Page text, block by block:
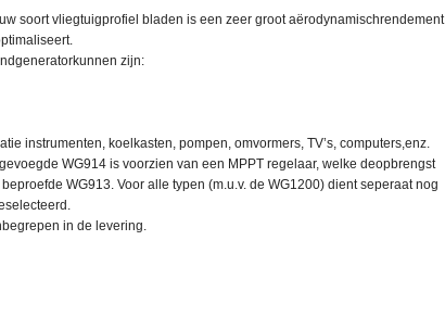
soort vliegtuigprofiel bladen is een zeer groot aërodynamischrendement
zijn:
instrumenten, koelkasten, pompen, omvormers, TV’s, computers,enz.
WG914 is voorzien van een MPPT regelaar, welke deopbrengst
WG913. Voor alle typen (m.u.v. de WG1200) dient seperaat nog
in de levering.